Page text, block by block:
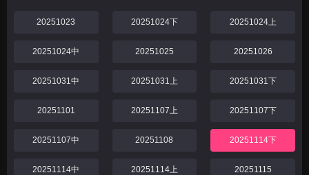
20251023 20251024下 20251024上
20251024中 20251025 20251026
20251031中 20251031上 20251031下
20251101 20251107上 20251107下
20251107中 20251108 20251114下
20251114中 20251114上 20251115